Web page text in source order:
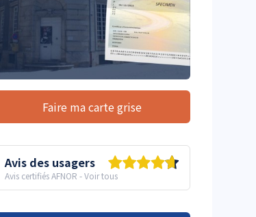
Faire ma carte grise
Avis des usagers
Avis certifiés AFNOR -Voir tous